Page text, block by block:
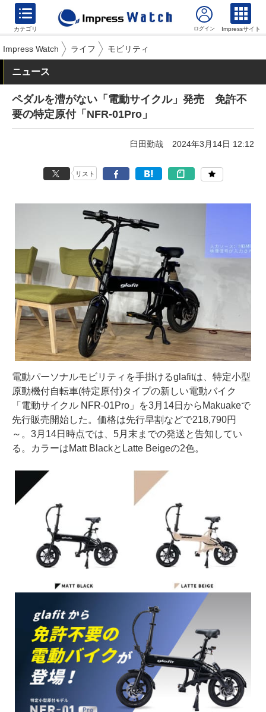
カテゴリ Impressサイト
Impress Watch ライフ モビリティ
ニュース
ペダルを漕がない「電動サイクル」発売 免許不
要の特定原付「NFR-01Pro」
臼田勤哉 2024年3月14日 12:12
リスト
電動パーソナルモビリティを手掛けるglafitは、特定小型
原動機付自転車(特定原付)タイプの新しい電動バイク
「電動サイクル NFR-01Pro」を3月14日からMakuakeで
先行販売開始した。価格は先行早割などで218,790円
～。3月14日時点では、5月末までの発送と告知してい
る。カラーはMatt BlackとLatte Beigeの2色。